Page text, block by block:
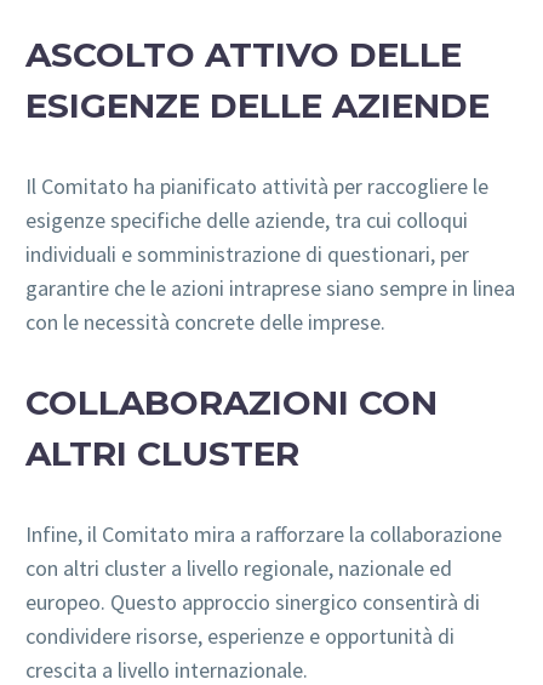
ASCOLTO ATTIVO DELLE
ESIGENZE DELLE AZIENDE
Il Comitato ha pianificato attività per raccogliere le
esigenze specifiche delle aziende, tra cui colloqui
individuali e somministrazione di questionari, per
garantire che le azioni intraprese siano sempre in linea
con le necessità concrete delle imprese.
COLLABORAZIONI CON
ALTRI CLUSTER
Infine, il Comitato mira a rafforzare la collaborazione
con altri cluster a livello regionale, nazionale ed
europeo. Questo approccio sinergico consentirà di
condividere risorse, esperienze e opportunità di
crescita a livello internazionale.